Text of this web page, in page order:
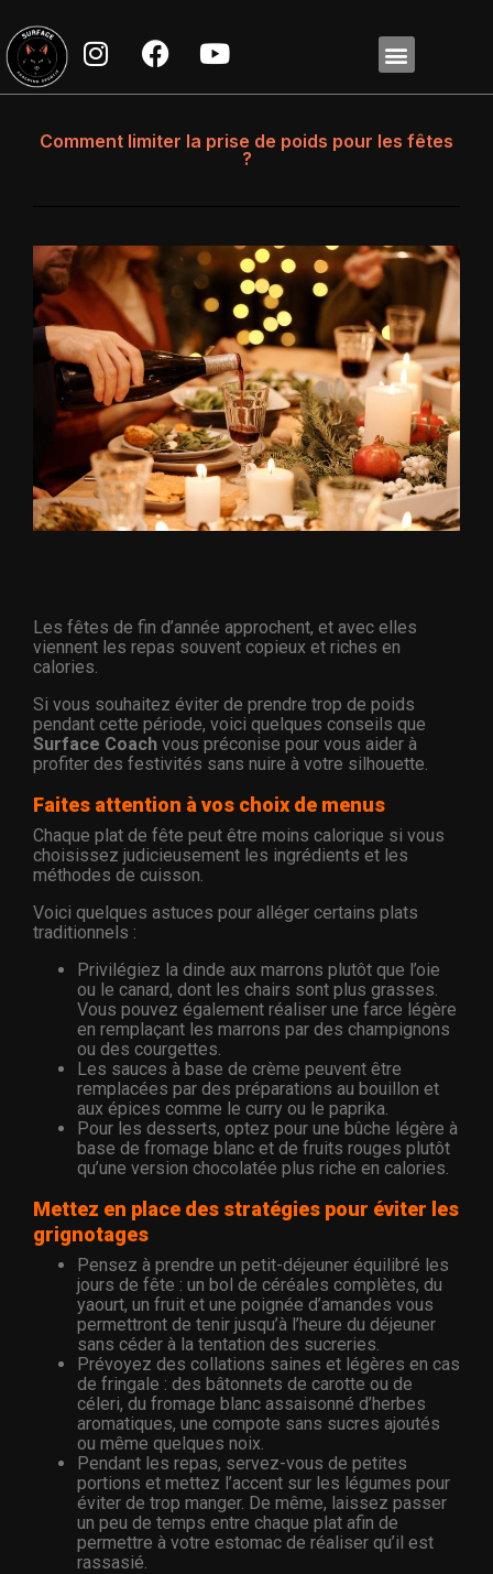
Comment limiter la prise de poids pour les fêtes
?
Les fêtes de fin d’année approchent, et avec elles
viennent les repas souvent copieux et riches en
calories.
Si vous souhaitez éviter de prendre trop de poids
pendant cette période, voici quelques conseils que
Surface Coach vous préconise pour vous aider à
profiter des festivités sans nuire à votre silhouette.
Faites attention à vos choix de menus
Chaque plat de fête peut être moins calorique si vous
choisissez judicieusement les ingrédients et les
méthodes de cuisson.
Voici quelques astuces pour alléger certains plats
traditionnels :
Privilégiez la dinde aux marrons plutôt que l’oie
ou le canard, dont les chairs sont plus grasses.
Vous pouvez également réaliser une farce légère
en remplaçant les marrons par des champignons
ou des courgettes.
Les sauces à base de crème peuvent être
remplacées par des préparations au bouillon et
aux épices comme le curry ou le paprika.
Pour les desserts, optez pour une bûche légère à
base de fromage blanc et de fruits rouges plutôt
qu’une version chocolatée plus riche en calories.
Mettez en place des stratégies pour éviter les
grignotages
Pensez à prendre un petit-déjeuner équilibré les
jours de fête : un bol de céréales complètes, du
yaourt, un fruit et une poignée d’amandes vous
permettront de tenir jusqu’à l’heure du déjeuner
sans céder à la tentation des sucreries.
Prévoyez des collations saines et légères en cas
de fringale : des bâtonnets de carotte ou de
céleri, du fromage blanc assaisonné d’herbes
aromatiques, une compote sans sucres ajoutés
ou même quelques noix.
Pendant les repas, servez-vous de petites
portions et mettez l’accent sur les légumes pour
éviter de trop manger. De même, laissez passer
un peu de temps entre chaque plat afin de
permettre à votre estomac de réaliser qu’il est
rassasié.